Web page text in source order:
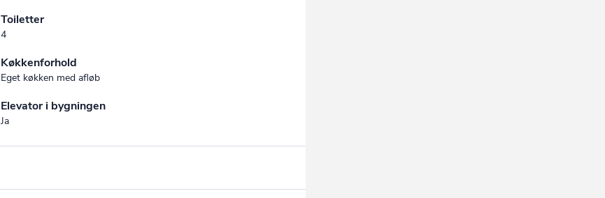
Toiletter
4
Køkkenforhold
Eget køkken med afløb
Elevator i bygningen
Ja